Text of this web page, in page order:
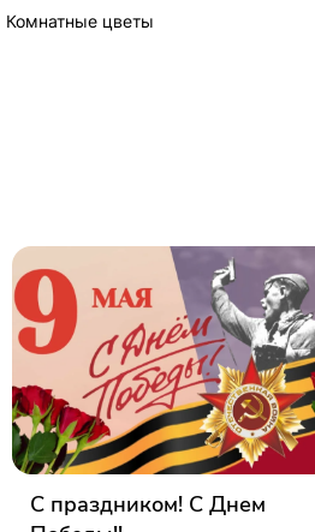
Комнатные цветы
С праздником! С Днем